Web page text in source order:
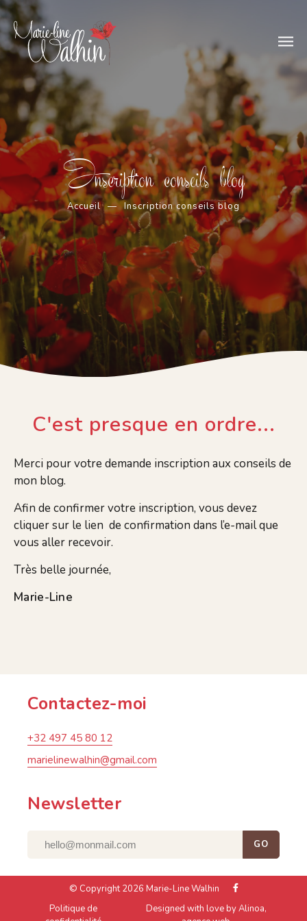
Inscription conseils blog
Accueil Inscription conseils blog
C'est presque en ordre...
Merci pour votre demande inscription aux conseils de
mon blog.
Afin de confirmer votre inscription, vous devez
cliquer sur le lien de confirmation dans l’e-mail que
vous aller recevoir.
Très belle journée,
Marie-Line
Contactez-moi
+32 497 45 80 12
marielinewalhin@gmail.com
Newsletter
GO
© Copyright 2026 Marie-Line Walhin
facebook
Politique de
Designed with love by Alinoa,